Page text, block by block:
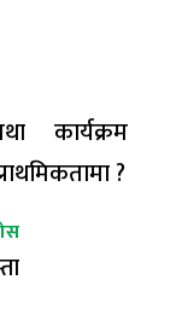
कार्यक्रम
?